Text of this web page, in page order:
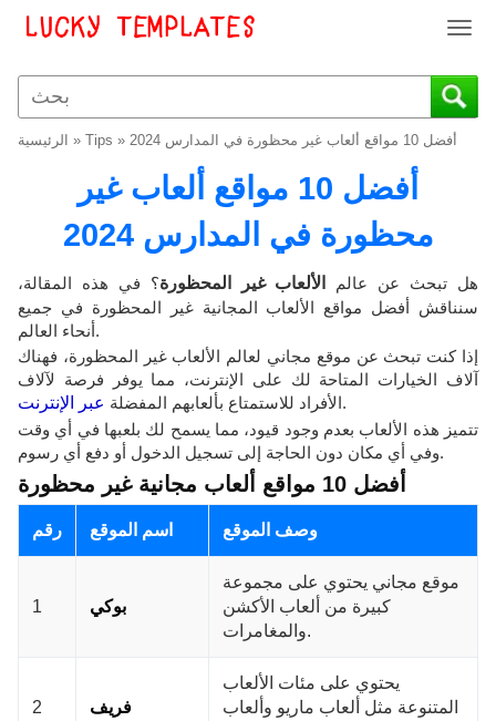
T
g
g
g
a
o
الرئيسية » Tips » أفضل 10 مواقع ألعاب غير محظورة في المدارس 2024
أفضل 10 مواقع ألعاب غير
محظورة في المدارس 2024
هل تبحث عن عالم الألعاب غير المحظورة؟ في هذه المقالة،
سنناقش أفضل مواقع الألعاب المجانية غير المحظورة في جميع
أنحاء العالم.
إذا كنت تبحث عن موقع مجاني لعالم الألعاب غير المحظورة، فهناك
آلاف الخيارات المتاحة لك على الإنترنت، مما يوفر فرصة لآلاف
الأفراد للاستمتاع بألعابهم المفضلة عبر الإنترنت
.
تتميز هذه الألعاب بعدم وجود قيود، مما يسمح لك بلعبها في أي وقت
وفي أي مكان دون الحاجة إلى تسجيل الدخول أو دفع أي رسوم.
أفضل 10 مواقع ألعاب مجانية غير محظورة
رقم اسم الموقع وصف الموقع
1 بوكي
موقع مجاني يحتوي على مجموعة
كبيرة من ألعاب الأكشن
والمغامرات.
2 فريف
يحتوي على مئات الألعاب
المتنوعة مثل ألعاب ماريو وألعاب